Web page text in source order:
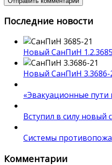
Последние новости
Новый СанПиН
Новый СанПиН 3.3686-
«Эвакуационные пути
Вступил в силу новый
Системы
Комментарии